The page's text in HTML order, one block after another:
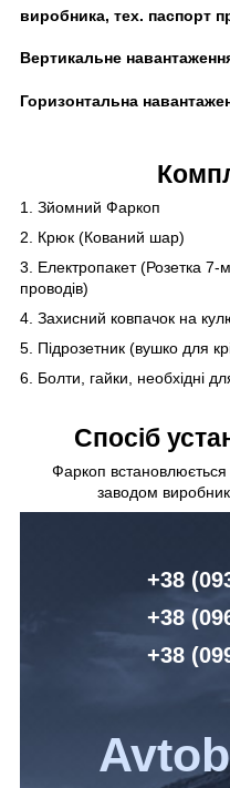
виробника, тех. паспорт
Вертикальне
Горизонтальна
1. Зйомний Фаркоп
2. Крюк (Кований шар)
3. Електропакет (Розетка 7-
проводів)
4. Захисний ковпачок на
5. Підрозетник (вушко для
6. Болти, гайки, необхідні
Спосіб
Фаркоп встановлюється
заводом
+38
+38
+38